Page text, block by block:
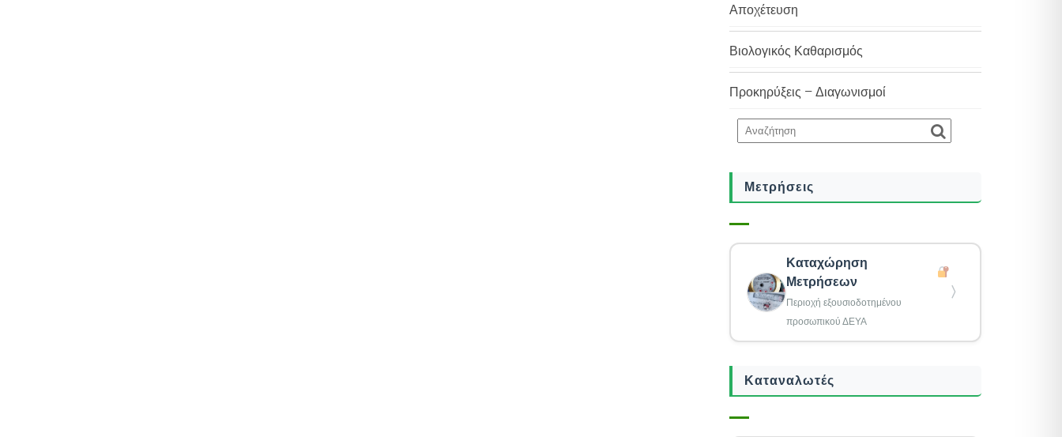
Αποχέτευση
Βιολογικός Καθαρισμός
Προκηρύξεις – Διαγωνισμοί
Μετρήσεις
Καταχώρηση
Μετρήσεων
Περιοχή εξουσιοδοτημένου
προσωπικού ΔΕΥΑ
〉
Καταναλωτές